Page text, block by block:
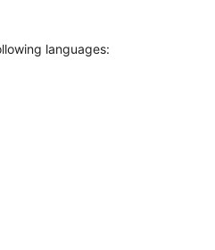
languages: